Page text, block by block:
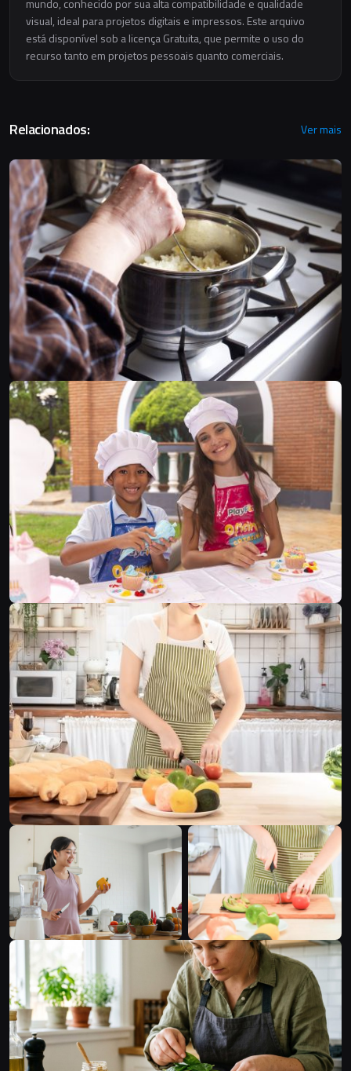
mundo, conhecido por sua alta compatibilidade e qualidade
visual, ideal para projetos digitais e impressos. Este arquivo
está disponível sob a licença Gratuita, que permite o uso do
recurso tanto em projetos pessoais quanto comerciais.
Relacionados: Ver mais